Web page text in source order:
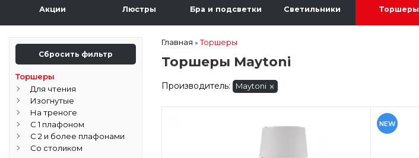
Акции Люстры Бра и подсветки Светильники Торшеры
Сбросить фильтр
Торшеры
Для чтения
Изогнутые
На треноге
С 1 плафоном
С 2 и более плафонами
Со столиком
Главная »Торшеры
Торшеры Maytoni
Производитель: Maytoni
NEW